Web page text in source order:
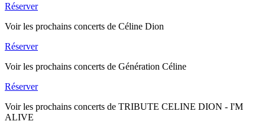
Réserver
Voir les prochains concerts de Céline Dion
Réserver
Voir les prochains concerts de Génération Céline
Réserver
Voir les prochains concerts de TRIBUTE CELINE DION - I'M
ALIVE